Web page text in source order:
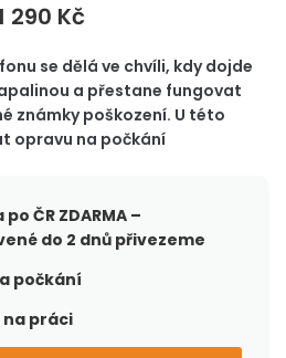
290 Kč
se dělá ve chvíli, kdy dojde
a přestane fungovat
známky poškození. U této
opravu na počkání
ČRZDARMA –
do 2 dnů přivezeme
počkání
práci